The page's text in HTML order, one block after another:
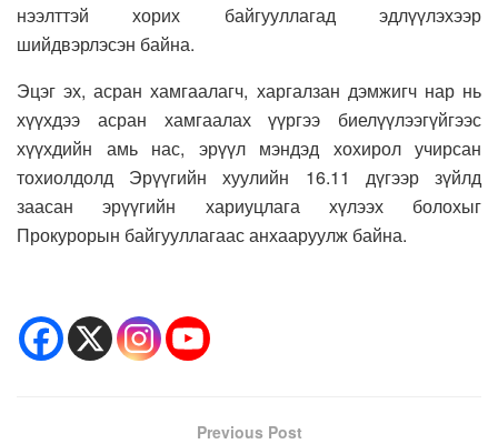
нээлттэй хорих байгууллагад эдлүүлэхээр
шийдвэрлэсэн байна.
Эцэг эх, асран хамгаалагч, харгалзан дэмжигч нар нь
хүүхдээ асран хамгаалах үүргээ биелүүлээгүйгээс
хүүхдийн амь нас, эрүүл мэндэд хохирол учирсан
тохиолдолд Эрүүгийн хуулийн 16.11 дүгээр зүйлд
заасан эрүүгийн хариуцлага хүлээх болохыг
Прокурорын байгууллагаас анхааруулж байна.
Previous Post